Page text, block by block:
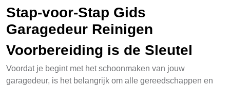
Stap-voor-Stap Gids
Garagedeur Reinigen
Voorbereiding is de Sleutel
Voordat je begint met het schoonmaken van jouw
garagedeur, is het belangrijk om alle gereedschappen en